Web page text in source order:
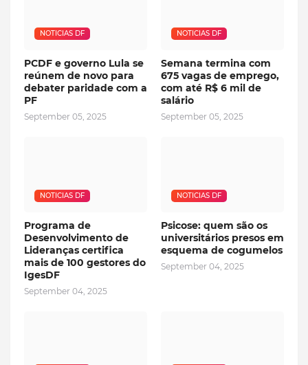
NOTICIAS DF
PCDF e governo Lula se
reúnem de novo para
debater paridade com a
PF
September 05, 2025
NOTICIAS DF
Semana termina com
675 vagas de emprego,
com até R$ 6 mil de
salário
September 05, 2025
NOTICIAS DF
Programa de
Desenvolvimento de
Lideranças certifica
mais de 100 gestores do
IgesDF
September 04, 2025
NOTICIAS DF
Psicose: quem são os
universitários presos em
esquema de cogumelos
September 04, 2025